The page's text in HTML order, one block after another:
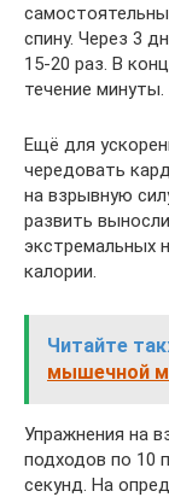
спину. Через 3
15-20 раз. В
течение минуты.
Ещё для
чередовать
на взрывную
развить
экстремальных
калории.
Читайте
мышечной
Упражнения на
подходов по 10
секунд. На